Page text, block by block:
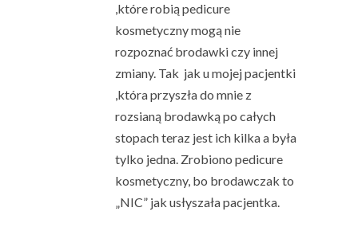
,które robią pedicure
kosmetyczny mogą nie
rozpoznać brodawki czy innej
zmiany. Tak jak u mojej pacjentki
,która przyszła do mnie z
rozsianą brodawką po całych
stopach teraz jest ich kilka a była
tylko jedna. Zrobiono pedicure
kosmetyczny, bo brodawczak to
„NIC” jak usłyszała pacjentka.